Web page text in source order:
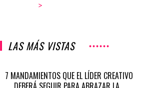
>
LAS MÁS VISTAS
7 MANDAMIENTOS QUE EL LÍDER CREATIVO